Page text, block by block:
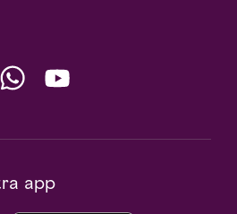
app